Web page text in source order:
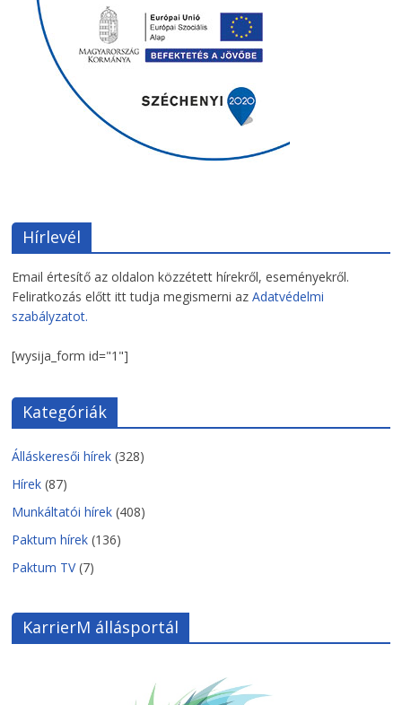
Hírlevél
Email értesítő az oldalon közzétett hírekről, eseményekről.
Feliratkozás előtt itt tudja megismerni azAdatvédelmi
szabályzatot.
[wysija_form id="1"]
Kategóriák
Álláskeresői hírek (328)
Hírek (87)
Munkáltatói hírek (408)
Paktum hírek (136)
Paktum TV(7)
KarrierM állásportál